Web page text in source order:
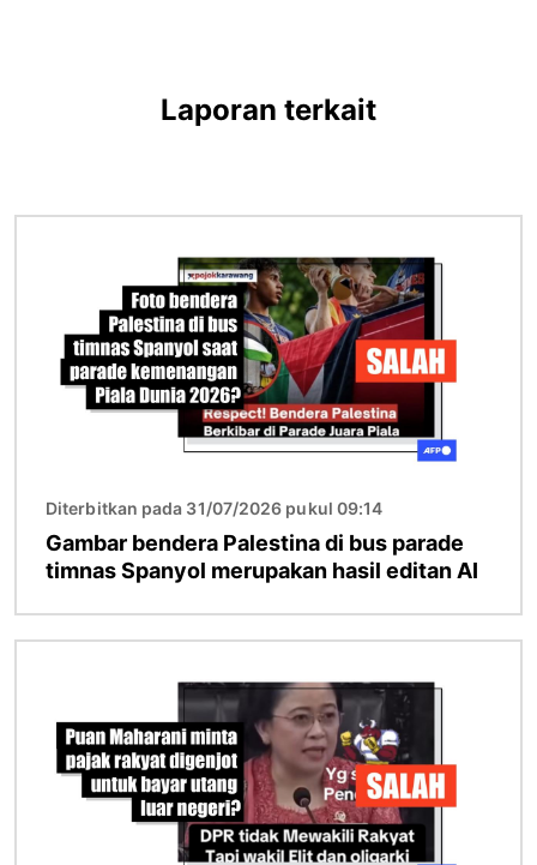
Laporan terkait
Diterbitkan pada 31/07/2026 pukul 09:14
Gambar bendera Palestina di bus parade
timnas Spanyol merupakan hasil editan AI